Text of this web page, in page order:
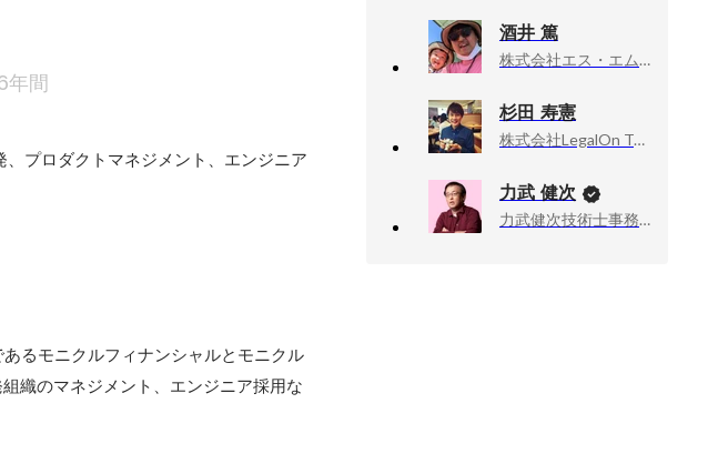
年間
プロダクトマネジメント、エンジニア
るモニクルフィナンシャルとモニクル
織のマネジメント、エンジニア採用な
酒井 篤
株式会社エス・エム・エス, プロダクト開発部 エンジニアリングマネージャー
杉田 寿憲
株式会社LegalOn Technologies, Staff Software Engineer / Platform engineering tech lead
力武 健次
力武健次技術士事務所, 所長